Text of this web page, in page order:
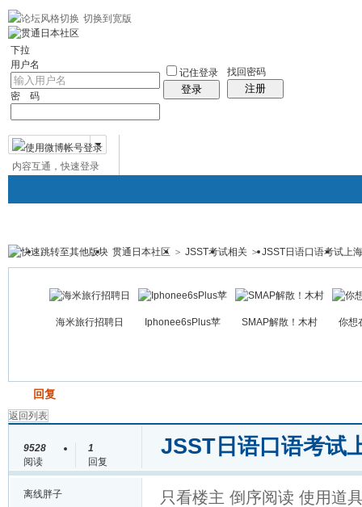
切换到宽版
下拉
用户名
密 码
记住登录
登录
找回密码
注册
微博帐号登录
内容互通，快速登录
贯通日本 日本社区 论坛 群组 日本百科
帖子
贯通日本社区 > JSST考试相关 > JSST日语口语考试上
海米旅行招聘日 Iphonee6sPlus苹 SMAP解散！木村 你想
回复
返回列表
9528
阅读
1
回复
JSST日语口语考试
离线胖子
只看楼主 倒序阅读 使用道